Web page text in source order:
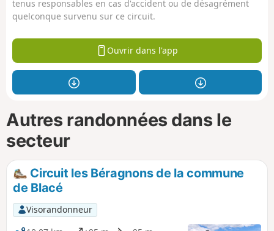
tenus responsables en cas d'accident ou de désagrément
quelconque survenu sur ce circuit.
Ouvrir dans l'app
Autres randonnées dans le
secteur
Circuit les Béragnons de la commune
de Blacé
Visorandonneur